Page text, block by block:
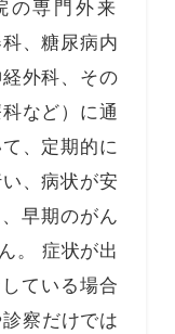
の専門外来
科、糖尿病内
外科、その
など）に通
、定期的に
、病状が安
早期のがん
。 症状が出
ている場合
察だけでは